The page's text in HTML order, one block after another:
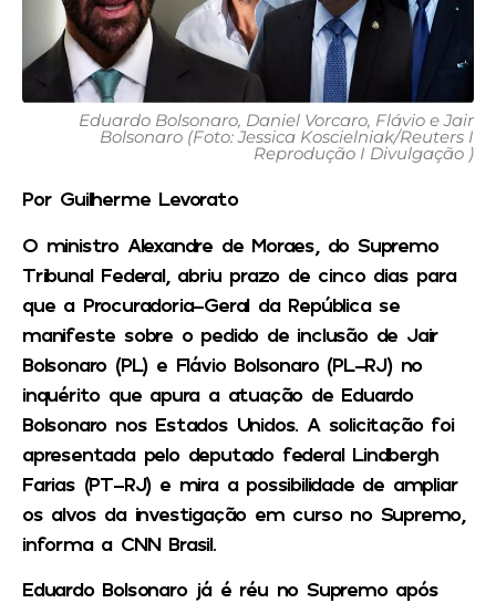
Eduardo Bolsonaro, Daniel Vorcaro, Flávio e Jair
Bolsonaro (Foto: Jessica Koscielniak/Reuters I
Reprodução I Divulgação )
Por Guilherme Levorato
O ministro Alexandre de Moraes, do Supremo
Tribunal Federal, abriu prazo de cinco dias para
que a Procuradoria-Geral da República se
manifeste sobre o pedido de inclusão de Jair
Bolsonaro (PL) e Flávio Bolsonaro (PL-RJ) no
inquérito que apura a atuação de Eduardo
Bolsonaro nos Estados Unidos. A solicitação foi
apresentada pelo deputado federal Lindbergh
Farias (PT-RJ) e mira a possibilidade de ampliar
os alvos da investigação em curso no Supremo,
informa a CNN Brasil.
Eduardo Bolsonaro já é réu no Supremo após